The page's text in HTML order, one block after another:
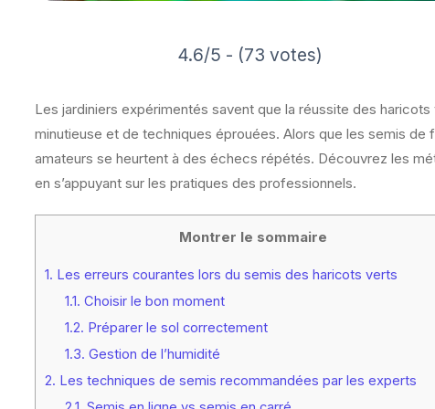
4.6/5 - (73 votes)
Les jardiniers expérimentés savent que la réussite des haricots
minutieuse et de techniques éprouées. Alors que les semis de
amateurs se heurtent à des échecs répétés. Découvrez les
en s’appuyant sur les pratiques des professionnels.
Montrer le sommaire
1. Les erreurs courantes lors du semis des haricots verts
1.1. Choisir le bon moment
1.2. Préparer le sol correctement
1.3. Gestion de l’humidité
2. Les techniques de semis recommandées par les experts